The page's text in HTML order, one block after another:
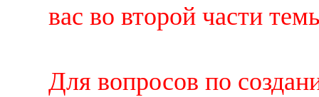
вас во второй части
Для вопросов по